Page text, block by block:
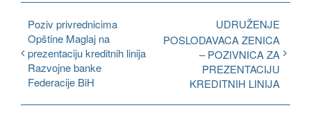
Poziv privrednicima
Opštine Maglaj na
prezentaciju kreditnih linija
Razvojne banke
Federacije BiH
UDRUŽENJE
POSLODAVACA ZENICA
– POZIVNICA ZA
PREZENTACIJU
KREDITNIH LINIJA